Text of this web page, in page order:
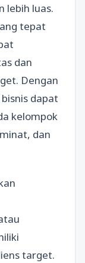
lebih luas.
tepat
dan
Dengan
dapat
kelompok
dan
target.